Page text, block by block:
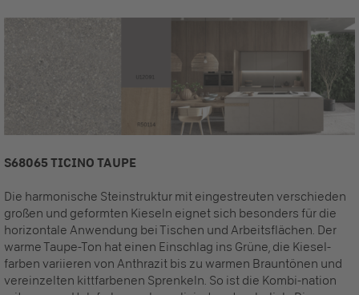
S68065 TICINO TAUPE
Die harmonische Steinstruktur mit eingestreuten verschieden
großen und geformten Kieseln eignet sich besonders für die
horizontale Anwendung bei Tischen und Arbeitsflächen. Der
warme Taupe-Ton hat einen Einschlag ins Grüne, die Kiesel-
farben variieren von Anthrazit bis zu warmen Brauntönen und
vereinzelten kittfarbenen Sprenkeln. So ist die Kombi-nation